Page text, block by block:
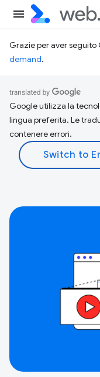
Grazie per aver seguito
demand.
Google utilizza la
lingua preferita. Le
contenere errori.